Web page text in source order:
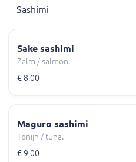
Sashimi
Sake sashimi
Zalm / salmon.
€ 8,00
Maguro sashimi
Tonijn / tuna.
€ 9,00